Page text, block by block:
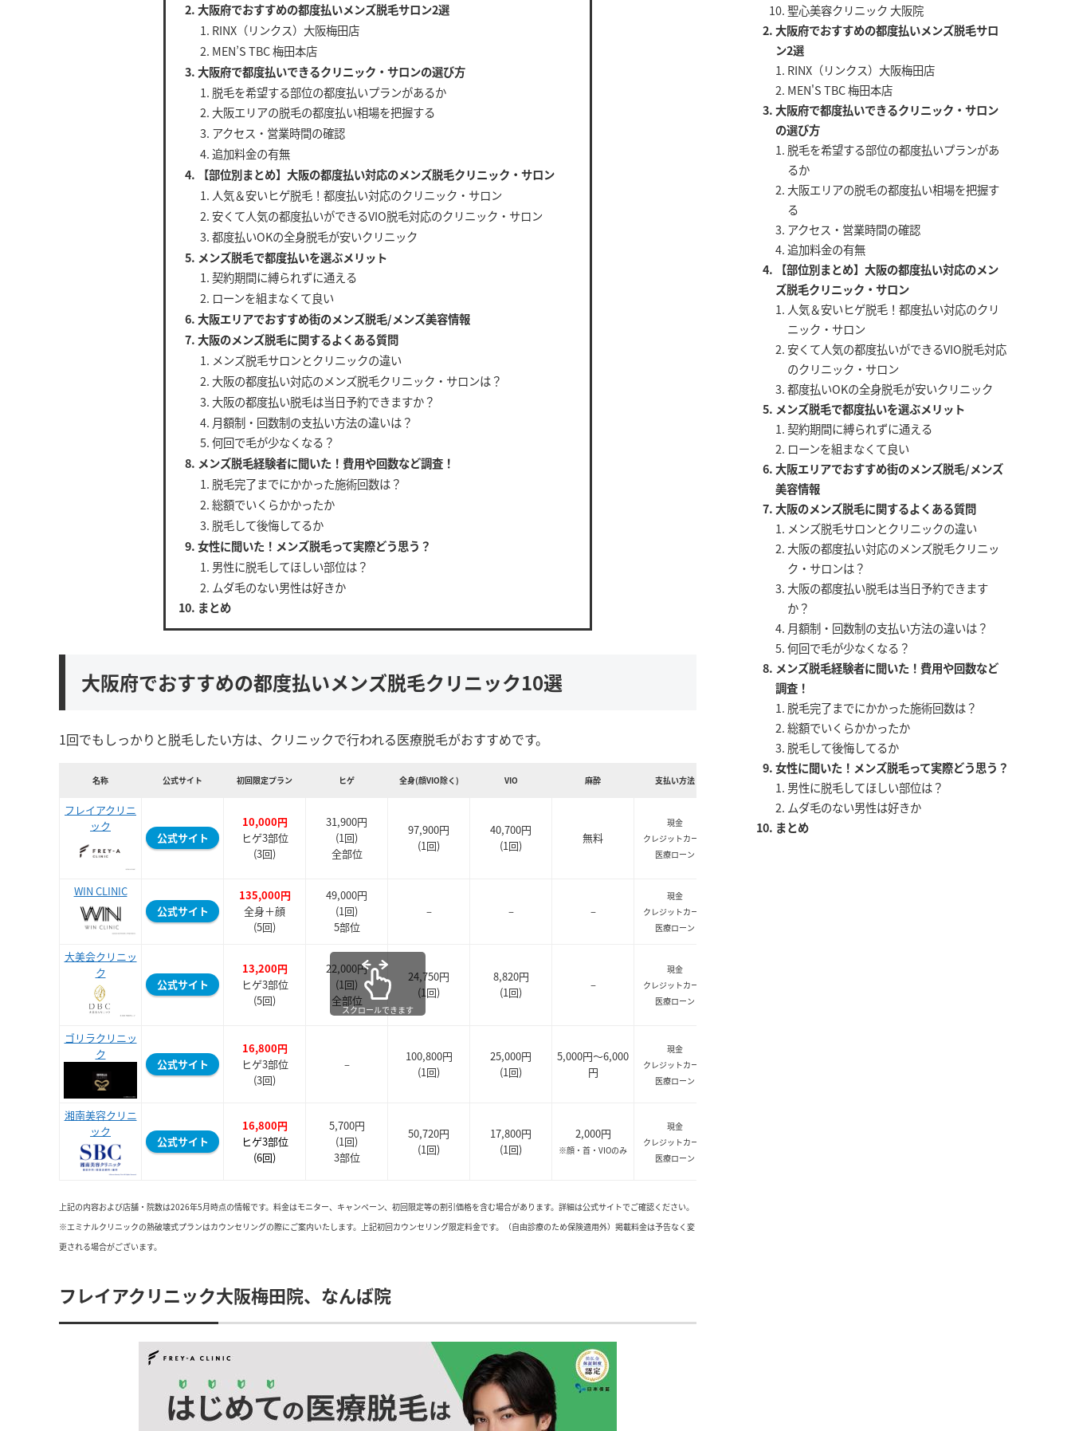
大阪府でおすすめの都度払いメンズ脱毛サロン2選
RINX（リンクス）大阪梅田店
MEN’S TBC 梅田本店
大阪府で都度払いできるクリニック・サロンの選び方
脱毛を希望する部位の都度払いプランがあるか
大阪エリアの脱毛の都度払い相場を把握する
アクセス・営業時間の確認
追加料金の有無
【部位別まとめ】大阪の都度払い対応のメンズ脱毛クリニック・サロン
人気＆安いヒゲ脱毛！都度払い対応のクリニック・サロン
安くて人気の都度払いができるVIO脱毛対応のクリニック・サロン
都度払いOKの全身脱毛が安いクリニック
メンズ脱毛で都度払いを選ぶメリット
契約期間に縛られずに通える
ローンを組まなくて良い
大阪エリアでおすすめ街のメンズ脱毛/メンズ美容情報
大阪のメンズ脱毛に関するよくある質問
メンズ脱毛サロンとクリニックの違い
大阪の都度払い対応のメンズ脱毛クリニック・サロンは？
大阪の都度払い脱毛は当日予約できますか？
月額制・回数制の支払い方法の違いは？
何回で毛が少なくなる？
メンズ脱毛経験者に聞いた！費用や回数など調査！
脱毛完了までにかかった施術回数は？
総額でいくらかかったか
脱毛して後悔してるか
女性に聞いた！メンズ脱毛って実際どう思う？
男性に脱毛してほしい部位は？
ムダ毛のない男性は好きか
まとめ
大阪府でおすすめの都度払いメンズ脱毛クリニック10選
1回でもしっかりと脱毛したい方は、クリニックで行われる医療脱毛がおすすめです。
名称 公式サイト 初回限定プラン ヒゲ 全身(顔VIO除く) VIO 麻酔 支払い方法
大阪府の
院数/店舗数
フレイアクリニ
ック
公式サイト
10,000円
ヒゲ3部位
(3回)
31,900円
(1回)
全部位
97,900円
(1回)
40,700円
(1回)
無料
現金
クレジットカード
医療ローン
北新地駅
WIN CLINIC
公式サイト
135,000円
全身＋顔
(5回)
49,000円
(1回)
5部位
– – –
現金
クレジットカード
医療ローン
大美会クリニッ
ク
公式サイト
13,200円
ヒゲ3部位
(5回)
22,000円
(1回)
全部位
24,750円
(1回)
8,820円
(1回)
–
現金
クレジットカード
医療ローン
ゴリラクリニッ
ク
公式サイト
16,800円
ヒゲ3部位
(3回)
–
100,800円
(1回)
25,000円
(1回)
5,000円～6,000
円
現金
クレジットカード
医療ローン
湘南美容クリニ
ック
公式サイト
16,800円
ヒゲ3部位
(6回)
5,700円
(1回)
3部位
50,720円
(1回)
17,800円
(1回)
2,000円
※顔・首・VIOのみ
現金
クレジットカード
医療ローン
スクロールできます
上記の内容および店舗・院数は2026年5月時点の情報です。料金はモニター、キャンペーン、初回限定等の割引価格を含む場合があります。詳細は公式サイトでご確認ください。
※エミナルクリニックの熱破壊式プランはカウンセリングの際にご案内いたします。上記初回カウンセリング限定料金です。（自由診療のため保険適用外）掲載料金は予告なく変
更される場合がございます。
フレイアクリニック大阪梅田院、なんば院
聖心美容クリニック 大阪院
大阪府でおすすめの都度払いメンズ脱毛サロ
ン2選
RINX（リンクス）大阪梅田店
MEN'S TBC 梅田本店
大阪府で都度払いできるクリニック・サロン
の選び方
脱毛を希望する部位の都度払いプランがあ
るか
大阪エリアの脱毛の都度払い相場を把握す
る
アクセス・営業時間の確認
追加料金の有無
【部位別まとめ】大阪の都度払い対応のメン
ズ脱毛クリニック・サロン
人気＆安いヒゲ脱毛！都度払い対応のクリ
ニック・サロン
安くて人気の都度払いができるVIO脱毛対応
のクリニック・サロン
都度払いOKの全身脱毛が安いクリニック
メンズ脱毛で都度払いを選ぶメリット
契約期間に縛られずに通える
ローンを組まなくて良い
大阪エリアでおすすめ街のメンズ脱毛/メンズ
美容情報
大阪のメンズ脱毛に関するよくある質問
メンズ脱毛サロンとクリニックの違い
大阪の都度払い対応のメンズ脱毛クリニッ
ク・サロンは？
大阪の都度払い脱毛は当日予約できます
か？
月額制・回数制の支払い方法の違いは？
何回で毛が少なくなる？
メンズ脱毛経験者に聞いた！費用や回数など
調査！
脱毛完了までにかかった施術回数は？
総額でいくらかかったか
脱毛して後悔してるか
女性に聞いた！メンズ脱毛って実際どう思う？
男性に脱毛してほしい部位は？
ムダ毛のない男性は好きか
まとめ